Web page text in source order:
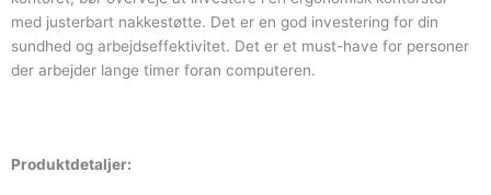
med justerbart nakkestøtte. Det er en god investering for din
sundhed og arbejdseffektivitet. Det er et must-have for personer
der arbejder lange timer foran computeren.
Produktdetaljer: